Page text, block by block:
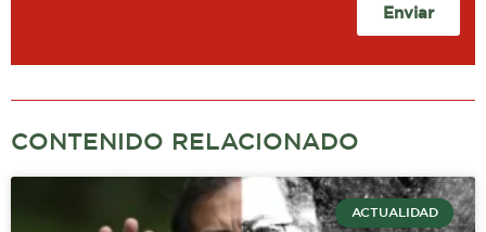
Enviar
CONTENIDO RELACIONADO
ACTUALIDAD